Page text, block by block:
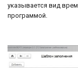
указывается вид
программой.